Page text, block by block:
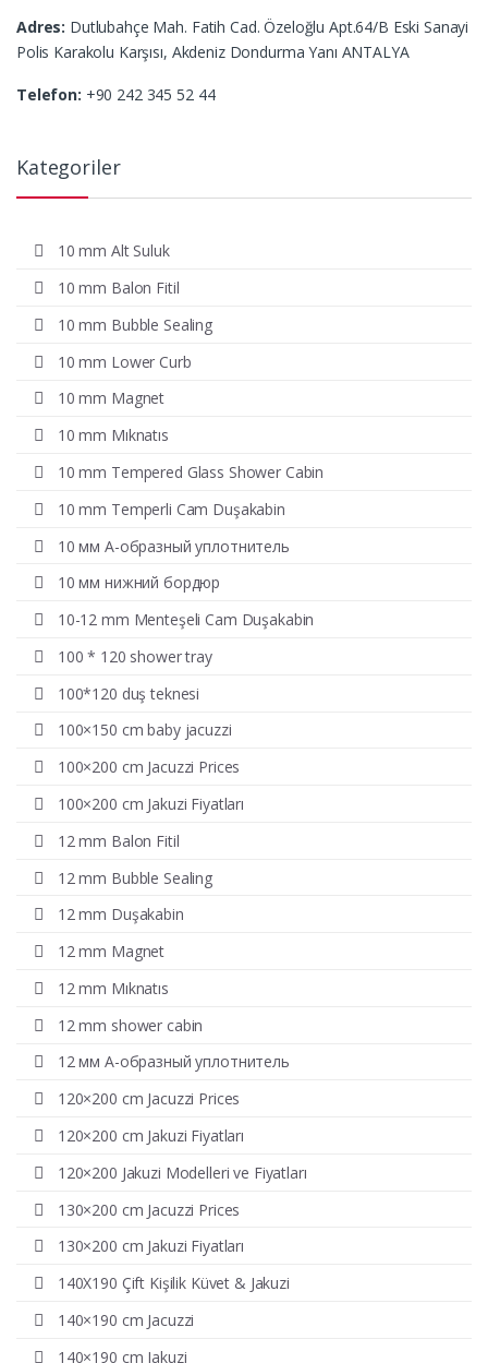
Adres: Dutlubahçe Mah. Fatih Cad. Özeloğlu Apt.64/B Eski Sanayi
Polis Karakolu Karşısı, Akdeniz Dondurma Yanı ANTALYA
Telefon: +90 242 345 52 44
Kategoriler
10 mm Alt Suluk
10 mm Balon Fitil
10 mm Bubble Sealing
10 mm Lower Curb
10 mm Magnet
10 mm Mıknatıs
10 mm Tempered Glass Shower Cabin
10 mm Temperli Cam Duşakabin
10 мм А-образный уплотнитель
10 мм нижний бордюр
10-12 mm Menteşeli Cam Duşakabin
100 * 120 shower tray
100*120 duş teknesi
100×150 cm baby jacuzzi
100×200 cm Jacuzzi Prices
100×200 cm Jakuzi Fiyatları
12 mm Balon Fitil
12 mm Bubble Sealing
12 mm Duşakabin
12 mm Magnet
12 mm Mıknatıs
12 mm shower cabin
12 мм А-образный уплотнитель
120×200 cm Jacuzzi Prices
120×200 cm Jakuzi Fiyatları
120×200 Jakuzi Modelleri ve Fiyatları
130×200 cm Jacuzzi Prices
130×200 cm Jakuzi Fiyatları
140X190 Çift Kişilik Küvet & Jakuzi
140×190 cm Jacuzzi
140×190 cm Jakuzi